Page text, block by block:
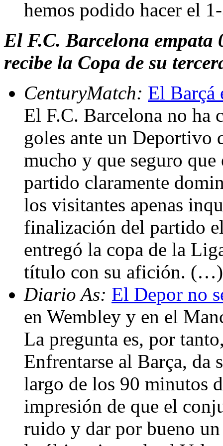
hemos podido hacer el
El F.C. Barcelona empata
recibe la Copa de su
CenturyMatch: El Barçá
El F.C. Barcelona no ha
goles ante un Deportivo
mucho y que seguro
partido claramente
los visitantes apenas
finalización del partido
entregó la copa de la
título con su afición. (…)
Diario As: El Depor no
en Wembley y en el
La pregunta es, por
Enfrentarse al Barça, da
largo de los 90 minutos
impresión de que el
ruido y dar por bueno